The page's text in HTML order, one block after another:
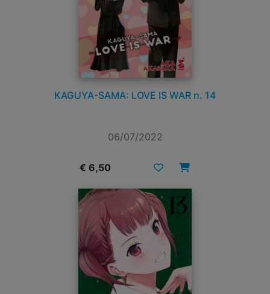
KAGUYA-SAMA: LOVE IS WAR n. 14
06/07/2022
€ 6,50